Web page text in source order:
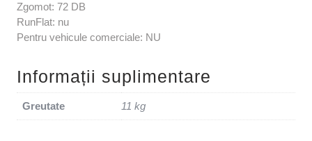
Zgomot: 72 DB
RunFlat: nu
Pentru vehicule comerciale: NU
Informații suplimentare
Greutate 11 kg